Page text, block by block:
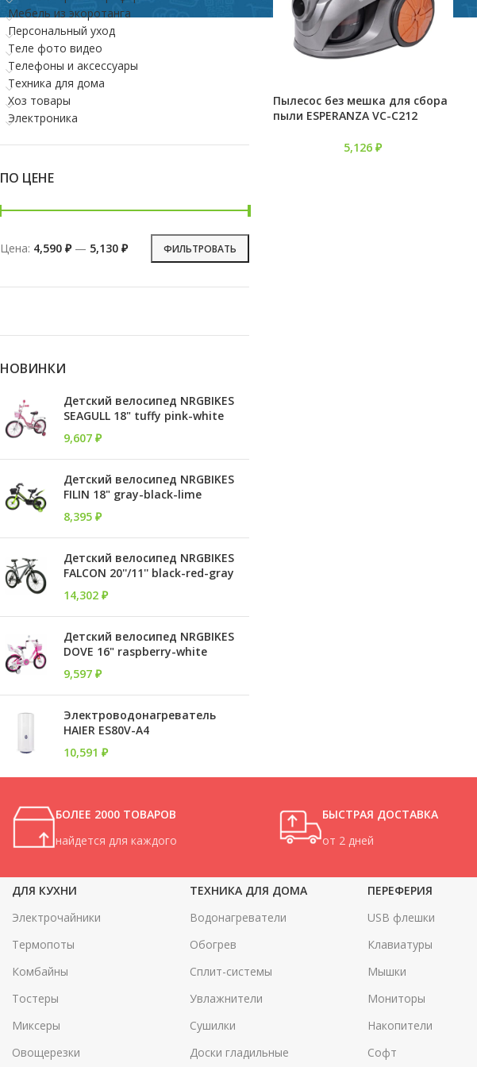
Мебель из экоротанга
Персональный уход
Теле фото видео
Телефоны и аксессуары
Техника для дома
Хоз товары
Электроника
ПО ЦЕНЕ
ФИЛЬТРОВАТЬ
Цена: 4,590 ₽— 5,130 ₽
НОВИНКИ
Детский велосипед NRGBIKES
SEAGULL 18" tuffy pink-white
9,607 ₽
Детский велосипед NRGBIKES
FILIN 18" gray-black-lime
8,395 ₽
Детский велосипед NRGBIKES
FALCON 20''/11'' black-red-gray
14,302 ₽
Детский велосипед NRGBIKES
DOVE 16" raspberry-white
9,597 ₽
Электроводонагреватель
HAIER ES80V-A4
10,591 ₽
Пылесос без мешка для сбора
пыли ESPERANZA VC-C212
5,126₽
БОЛЕЕ 2000 ТОВАРОВ
найдется для каждого
БЫСТРАЯ ДОСТАВКА
от 2 дней
ДЛЯ КУХНИ
Электрочайники
Термопоты
Комбайны
Тостеры
Миксеры
Овощерезки
ТЕХНИКА ДЛЯ ДОМА
Водонагреватели
Обогрев
Сплит-системы
Увлажнители
Сушилки
Доски гладильные
ПЕРЕФЕРИЯ
USB флешки
Клавиатуры
Мышки
Мониторы
Накопители
Софт